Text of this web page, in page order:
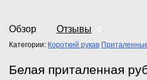
Обзор Отзывы
Категории: Короткий рукав
Белая приталенная